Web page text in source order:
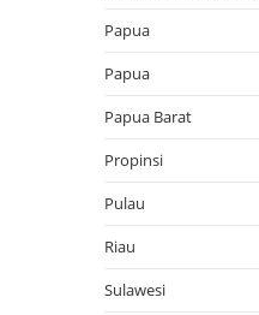
Papua
Papua
Papua Barat
Propinsi
Pulau
Riau
Sulawesi